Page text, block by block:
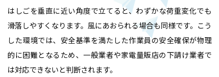
はしごを垂直に近い角度で立てると、わずかな荷重変化でも
滑落しやすくなります。風にあおられる場合も同様です。こう
した環境では、安全基準を満たした作業員の安全確保が物理
的に困難となるため、一般業者や家電量販店の下請け業者で
は対応できないと判断されます。